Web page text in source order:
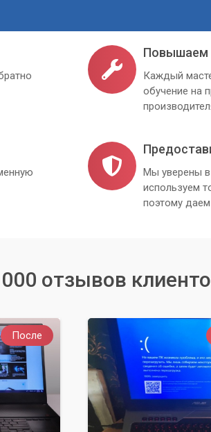
Повышаем
Каждый
обучение на
Мы уверены в
используем
поэтому
отзывов
После